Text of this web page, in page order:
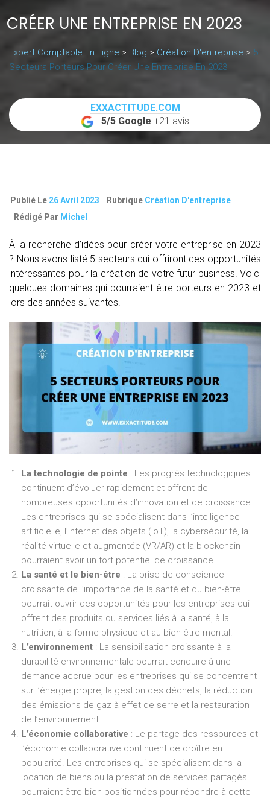
CRÉER UNE ENTREPRISE EN 2023
Expert Comptable En Ligne > Blog > Création D'entreprise > 5
Secteurs Porteurs Pour Créer Une Entreprise En 2023
EXXACTITUDE.COM
5/5 Google +21 avis
Publié Le 26 Avril 2023 Rubrique Création D'entreprise
Rédigé Par Michel
À la recherche d’idées pour créer votre entreprise en 2023
? Nous avons listé 5 secteurs qui offriront des opportunités
intéressantes pour la création de votre futur business. Voici
quelques domaines qui pourraient être porteurs en 2023 et
lors des années suivantes.
La technologie de pointe : Les progrès technologiques
continuent d’évoluer rapidement et offrent de
nombreuses opportunités d’innovation et de croissance.
Les entreprises qui se spécialisent dans l’intelligence
artificielle, l’Internet des objets (IoT), la cybersécurité, la
réalité virtuelle et augmentée (VR/AR) et la blockchain
pourraient avoir un fort potentiel de croissance.
La santé et le bien-être : La prise de conscience
croissante de l’importance de la santé et du bien-être
pourrait ouvrir des opportunités pour les entreprises qui
offrent des produits ou services liés à la santé, à la
nutrition, à la forme physique et au bien-être mental.
L’environnement : La sensibilisation croissante à la
durabilité environnementale pourrait conduire à une
demande accrue pour les entreprises qui se concentrent
sur l’énergie propre, la gestion des déchets, la réduction
des émissions de gaz à effet de serre et la restauration
de l’environnement.
L’économie collaborative : Le partage des ressources et
l’économie collaborative continuent de croître en
popularité. Les entreprises qui se spécialisent dans la
location de biens ou la prestation de services partagés
pourraient être bien positionnées pour répondre à cette